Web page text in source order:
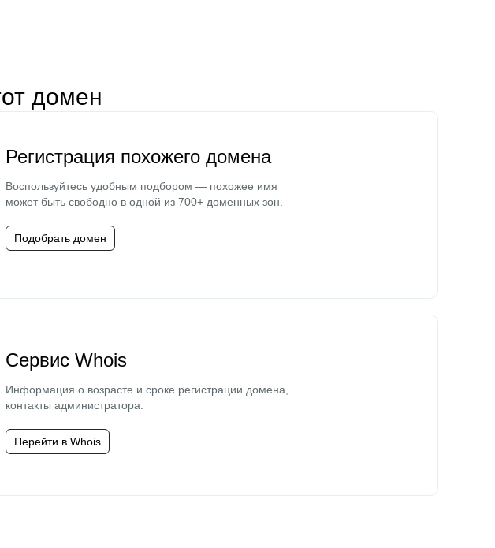
домен
Регистрация похожего домена
Воспользуйтесь удобным подбором — похожее имя
может быть свободно в одной из 700+ доменных зон.
Подобрать домен
Сервис Whois
Информация о возрасте и сроке регистрации домена,
контакты администратора.
Перейти в Whois